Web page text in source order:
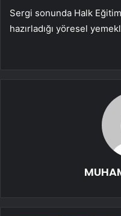
Sergi sonunda Halk
hazırladığı yöresel